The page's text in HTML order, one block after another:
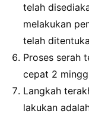
telah
melakukan
telah
Proses serah
cepat 2
Langkah
lakukan